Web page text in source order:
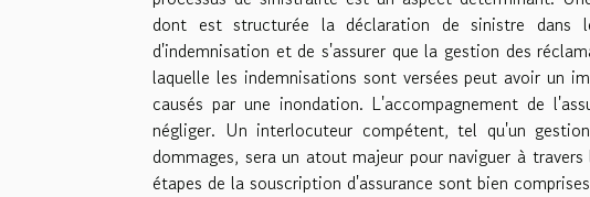
dont est structurée la déclaration de sinistre
d'indemnisation et de s'assurer que la gestion des
laquelle les indemnisations sont versées peut avoir un
causés par une inondation. L'accompagnement de
négliger. Un interlocuteur compétent, tel qu'un
dommages, sera un atout majeur pour naviguer à
étapes de la souscription d'assurance sont bien